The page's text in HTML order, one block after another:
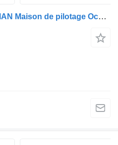
Crémaillère de direction MAN Maison de pilotage Occ 81462006425 pour camion